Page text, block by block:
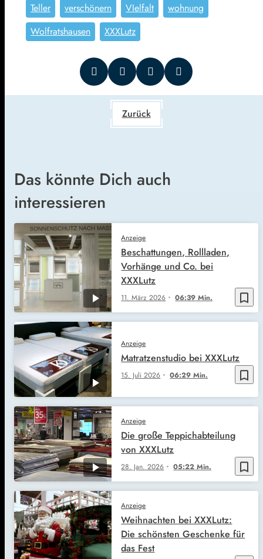
Teller
verschönern VIelfalt
wohnung
Wolfratshausen
XXXLutz
Zurück
Das könnte Dich auch
interessieren
bookmark_border
Anzeige
11. März 2026 06:39 Min.
Beschattungen, Rollladen,
Vorhänge und Co. bei
XXXLutz
bookmark_border
Anzeige
15. Juli 2026 06:29 Min.
Matratzenstudio bei XXXLutz
bookmark_border
Anzeige
28. Jan. 2026 05:22 Min.
Die große Teppichabteilung
von XXXLutz
Anzeige
Weihnachten bei XXXLutz:
Die schönsten Geschenke für
das Fest